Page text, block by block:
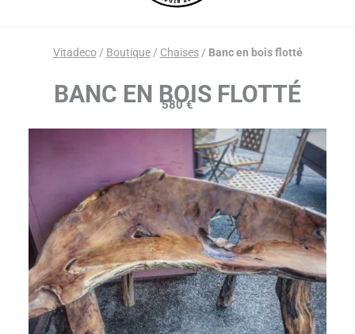
Vitadeco/ Boutique/ Chaises/ Banc en bois flotté
BANC EN BOIS FLOTTÉ
580€